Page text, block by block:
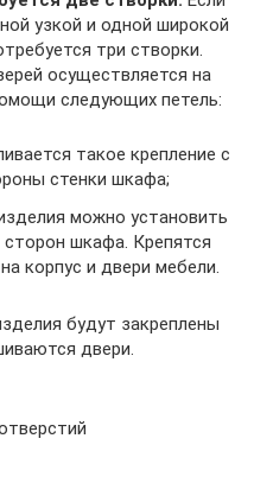
узкой и одной широкой
три створки.
осуществляется на
следующих петель:
такое крепление с
стенки шкафа;
можно установить
шкафа. Крепятся
корпус и двери мебели.
будут закреплены
двери.